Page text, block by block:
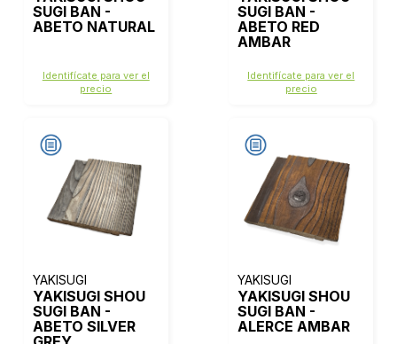
SUGI BAN -
ABETO NATURAL
Identifícate para ver el
precio
SUGI BAN -
ABETO RED
AMBAR
Identifícate para ver el
precio
YAKISUGI
YAKISUGI SHOU
SUGI BAN -
ABETO SILVER
YAKISUGI
YAKISUGI SHOU
SUGI BAN -
ALERCE AMBAR